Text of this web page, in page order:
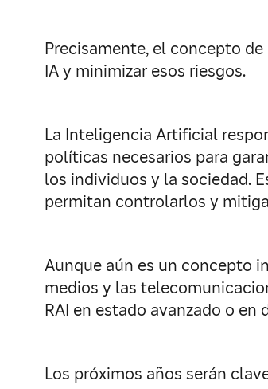
Precisamente, el concepto
IA y minimizar esos riesgos.
La Inteligencia Artificial
políticas necesarios para
los individuos y la sociedad.
permitan controlarlos y
Aunque aún es un concepto
medios y las
RAI en estado avanzado o en
Los próximos años serán